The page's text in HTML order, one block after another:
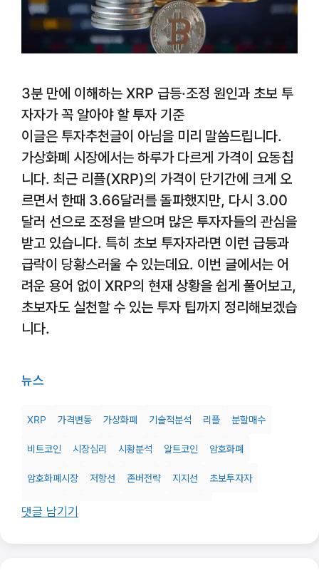
3분 만에 이해하는 XRP 급등·조정 원인과 초보 투
자자가 꼭 알아야 할 투자 기준
이글은 투자추천글이 아님을 미리 말씀드립니다.
가상화폐 시장에서는 하루가 다르게 가격이 요동칩
니다. 최근 리플(XRP)의 가격이 단기간에 크게 오
르면서 한때 3.66달러를 돌파했지만, 다시 3.00
달러 선으로 조정을 받으며 많은 투자자들의 관심을
받고 있습니다. 특히 초보 투자자라면 이런 급등과
급락이 당황스러울 수 있는데요. 이번 글에서는 어
려운 용어 없이 XRP의 현재 상황을 쉽게 풀어보고,
초보자도 실천할 수 있는 투자 팁까지 정리해보겠습
니다.
뉴스
XRP 가격변동 가상화폐 기술적분석 리플 분할매수
비트코인 시장심리 시황분석 알트코인 암호화폐
암호화폐시장 저항선 존버전략 지지선 초보투자자
코인투자 크립토시장
댓글 남기기